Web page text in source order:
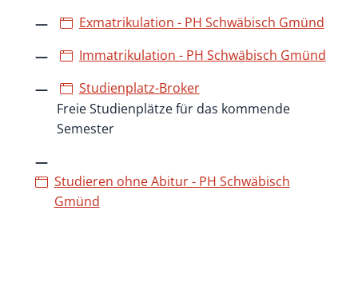
Exmatrikulation - PH Schwäbisch Gmünd
Immatrikulation - PH Schwäbisch Gmünd
Studienplatz-Broker
Freie Studienplätze für das kommende
Semester
Studieren ohne Abitur - PH Schwäbisch
Gmünd